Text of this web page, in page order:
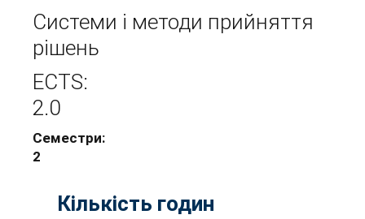
Системи і методи прийняття
рішень
ECTS:
2.0
Семестри:
2
Кількість годин